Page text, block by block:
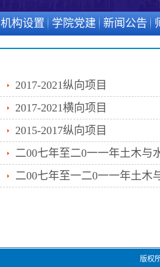
机构设置 学院党建 新闻公告
2017-2021纵向项目
2017-2021横向项目
2015-2017纵向项目
二00七年至二0一一年土木与
二00七年至一二0一一年土木
版权